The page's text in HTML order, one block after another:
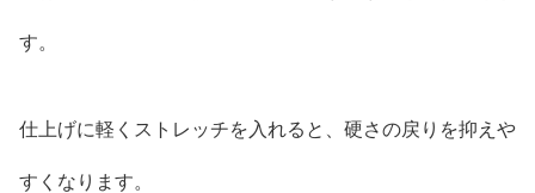
す。
仕上げに軽くストレッチを入れると、硬さの戻りを抑えや
すくなります。